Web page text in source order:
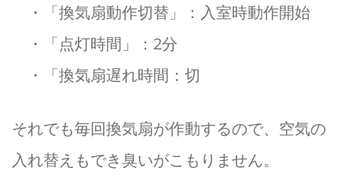
・「換気扇動作切替」：入室時動作開始
・「点灯時間」：2分
・「換気扇遅れ時間：切
それでも毎回換気扇が作動するので、空気の
入れ替えもでき臭いがこもりません。